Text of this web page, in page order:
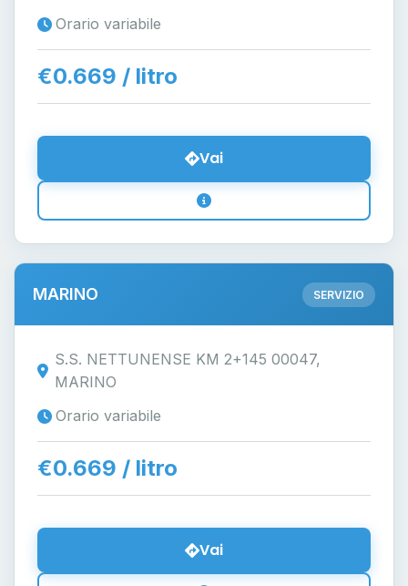
Orario variabile
€0.669 / litro
Vai
MARINO SERVIZIO
S.S. NETTUNENSE KM 2+145 00047,
MARINO
Orario variabile
€0.669 / litro
Vai